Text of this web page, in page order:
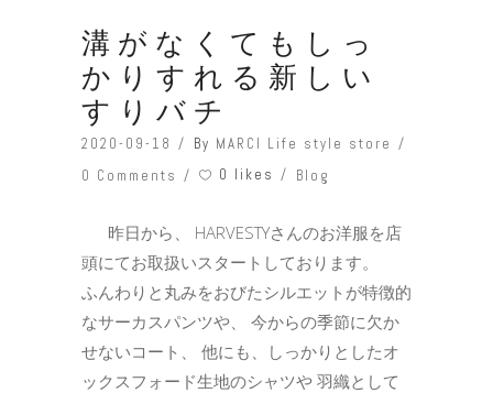
溝がなくてもしっ
かりすれる新しい
すりバチ
2020-09-18 By MARCI Life style store
0 Comments
0 likes Blog
昨日から、 HARVESTYさんのお洋服を店
頭にてお取扱いスタートしております。
ふんわりと丸みをおびたシルエットが特徴的
なサーカスパンツや、 今からの季節に欠か
せないコート、 他にも、しっかりとしたオ
ックスフォード生地のシャツや 羽織として